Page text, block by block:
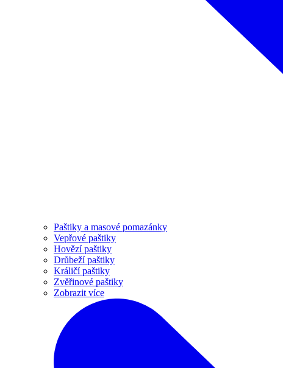
Paštiky a masové pomazánky
Vepřové paštiky
Hovězí paštiky
Drůbeží paštiky
Králičí paštiky
Zvěřinové paštiky
Zobrazit více